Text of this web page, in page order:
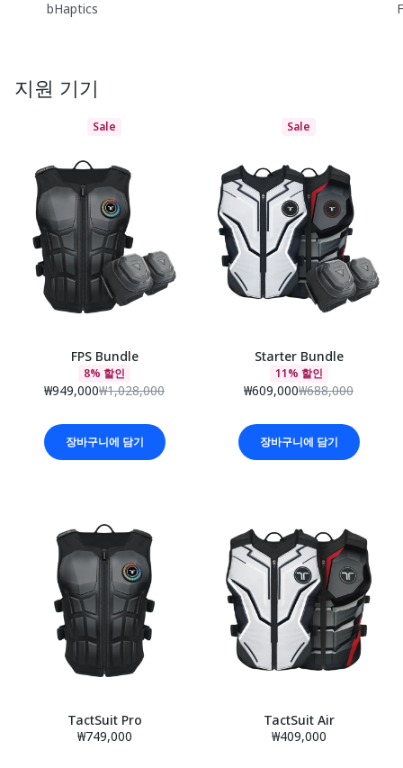
bHaptics
지원 기기
Sale
FPS Bundle
8% 할인
₩949,000₩1,028,000
장바구니에 담기
Sale
Starter Bundle
11% 할인
₩609,000₩688,000
장바구니에 담기
TactSuit Pro
₩749,000
TactSuit Air
₩409,000